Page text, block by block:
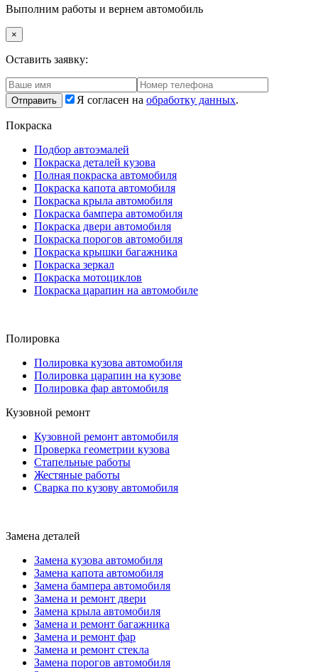
Выполним работы и вернем автомобиль
×
Оставить заявку:
Я согласен на обработку данных.
Покраска
Подбор автоэмалей
Покраска деталей кузова
Полная покраска автомобиля
Покраска капота автомобиля
Покраска крыла автомобиля
Покраска бампера автомобиля
Покраска двери автомобиля
Покраска порогов автомобиля
Покраска крышки багажника
Покраска зеркал
Покраска мотоциклов
Покраска царапин на автомобиле
Полировка
Полировка кузова автомобиля
Полировка царапин на кузове
Полировка фар автомобиля
Кузовной ремонт
Кузовной ремонт автомобиля
Проверка геометрии кузова
Стапельные работы
Жестяные работы
Сварка по кузову автомобиля
Замена деталей
Замена кузова автомобиля
Замена капота автомобиля
Замена бампера автомобиля
Замена и ремонт двери
Замена крыла автомобиля
Замена и ремонт багажника
Замена и ремонт фар
Замена и ремонт стекла
Замена порогов автомобиля